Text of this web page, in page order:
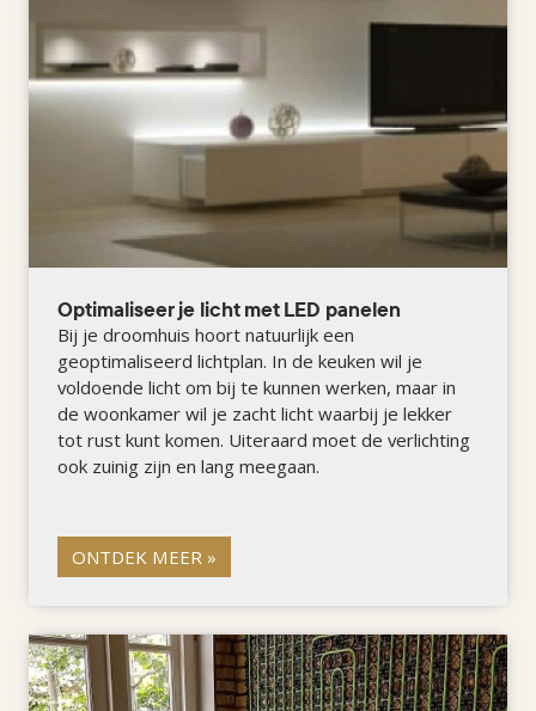
Optimaliseer je licht met LED panelen
Bij je droomhuis hoort natuurlijk een
geoptimaliseerd lichtplan. In de keuken wil je
voldoende licht om bij te kunnen werken, maar in
de woonkamer wil je zacht licht waarbij je lekker
tot rust kunt komen. Uiteraard moet de verlichting
ook zuinig zijn en lang meegaan.
ONTDEK MEER »